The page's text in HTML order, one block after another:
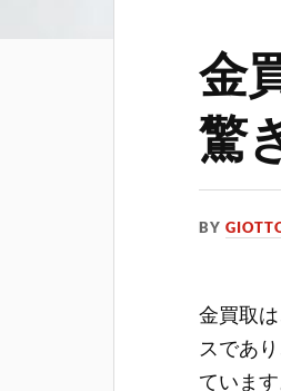
金
驚
BY
金買取
スであ
ていま